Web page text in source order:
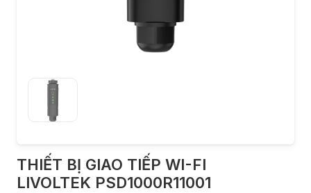
THIẾT BỊ GIAO TIẾP WI-FI
LIVOLTEK PSD1000R11001